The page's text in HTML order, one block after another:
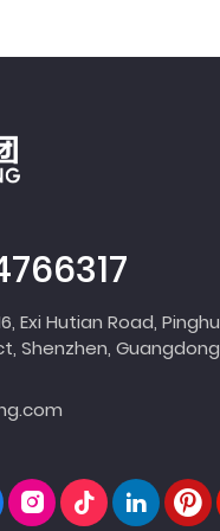
Exi Hutian Road, Pinghu
Shenzhen, Guangdong